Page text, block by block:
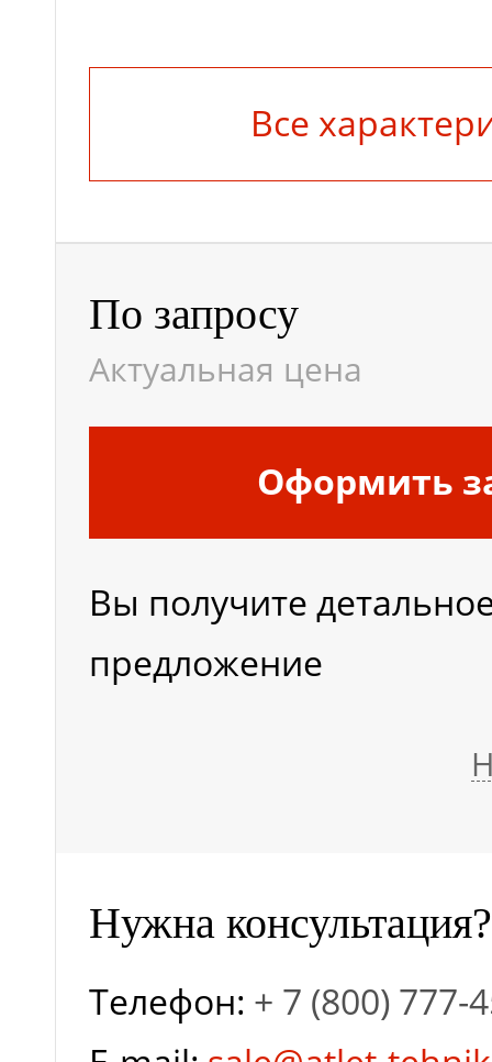
Все
По запросу
Актуальная цена
Оформить
Вы получите
предложение
Нужна консультация?
Телефон: + 7 (800) 777-